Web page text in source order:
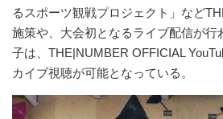
るスポーツ観戦プロジェクト」など
施策や、大会初となるライブ配信が行
子は、THE|NUMBER OFFICIAL
カイブ視聴が可能となっている。